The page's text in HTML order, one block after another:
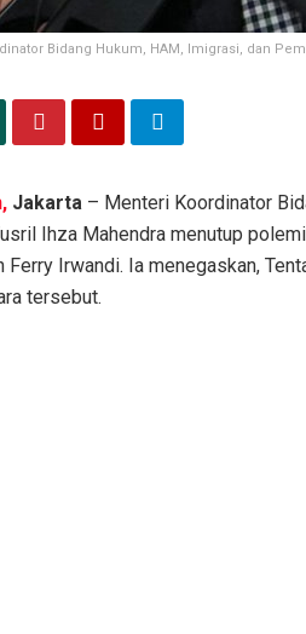
Bidang Hukum, HAM, Imigrasi, dan
Jakarta – Menteri Koordinator
Ihza Mahendra menutup
Ferry Irwandi. Ia menegaskan,
tersebut.